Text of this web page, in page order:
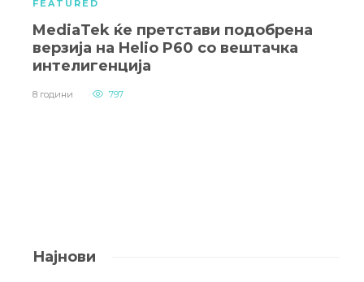
FEATURED
MediaTek ќе претстави подобрена
верзија на Helio P60 со вештачка
интелигенција
8 години 797
Најнови